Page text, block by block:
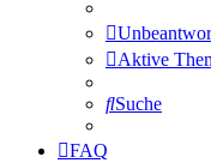
Aktive
Suche
FAQ